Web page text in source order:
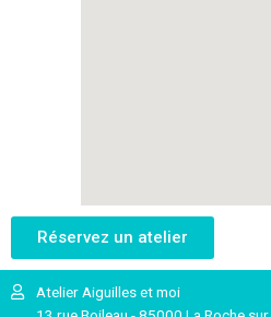
Réservez un atelier
Atelier Aiguilles et moi